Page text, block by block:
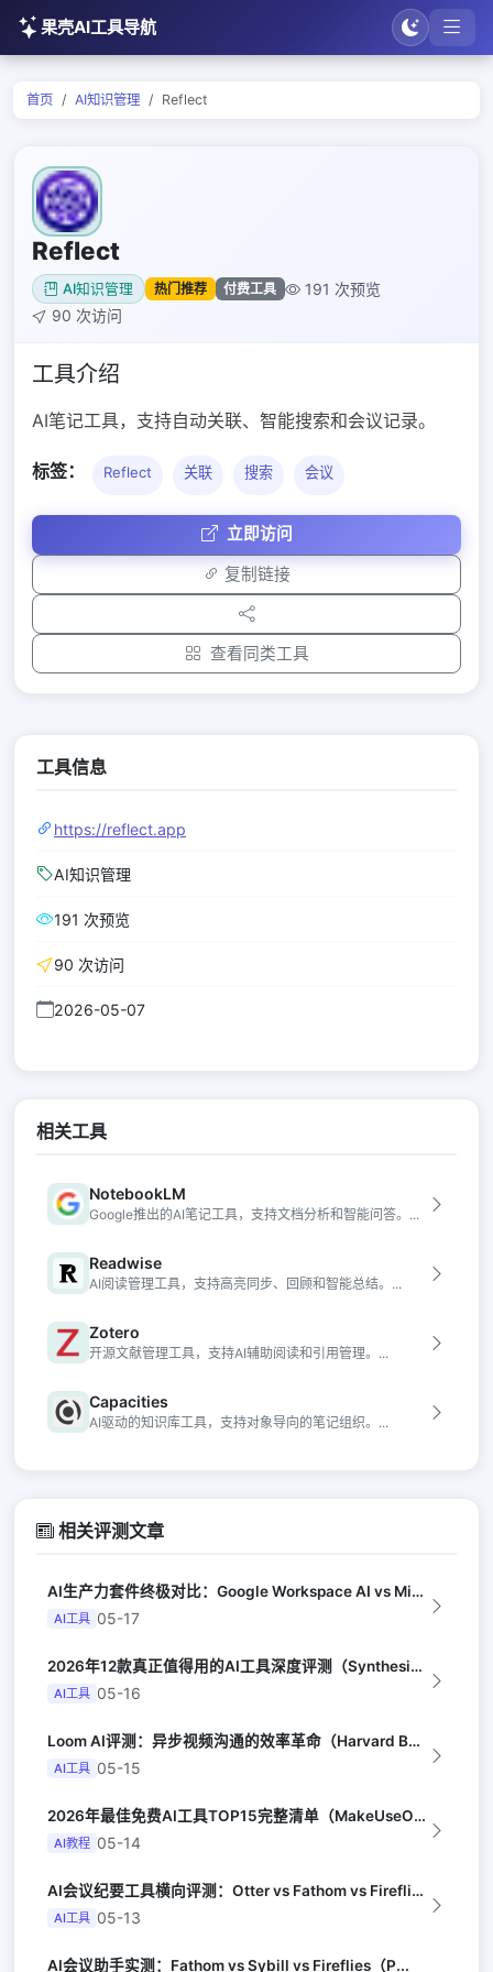
果壳AI工具导航
首页 AI知识管理 Reflect
Reflect
AI知识管理 热门推荐 付费工具
191 次预览
90 次访问
工具介绍
AI笔记工具，支持自动关联、智能搜索和会议记录。
标签： Reflect 关联 搜索 会议
立即访问
复制链接
查看同类工具
工具信息
https://reflect.app
AI知识管理
191 次预览
90 次访问
2026-05-07
相关工具
NotebookLM
Google推出的AI笔记工具，支持文档分析和智能问答。...
Readwise
AI阅读管理工具，支持高亮同步、回顾和智能总结。...
Zotero
开源文献管理工具，支持AI辅助阅读和引用管理。...
Capacities
AI驱动的知识库工具，支持对象导向的笔记组织。...
相关评测文章
AI生产力套件终极对比：Google Workspace AI vs Micro...
AI工具 05-17
2026年12款真正值得用的AI工具深度评测（Synthesia评选）
AI工具 05-16
Loom AI评测：异步视频沟通的效率革命（Harvard Business R...
AI工具 05-15
2026年最佳免费AI工具TOP15完整清单（MakeUseOf）
AI教程 05-14
AI会议纪要工具横向评测：Otter vs Fathom vs Fireflie...
AI工具 05-13
AI会议助手实测：Fathom vs Sybill vs Fireflies（P...